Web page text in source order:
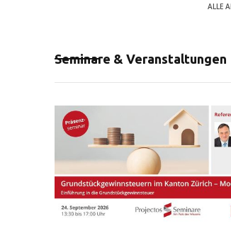
ALLE
Seminare & Veranstaltungen